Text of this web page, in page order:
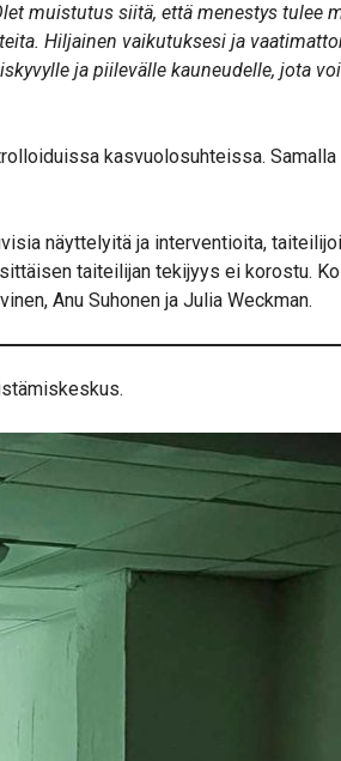
muistutus siitä, että menestys tulee
Hiljainen vaikutuksesi ja
ja piilevälle kauneudelle, jota
kasvuolosuhteissa.
näyttelyitä ja interventioita,
taiteilijan tekijyys ei korostu.
Anu Suhonen ja Julia Weckman.